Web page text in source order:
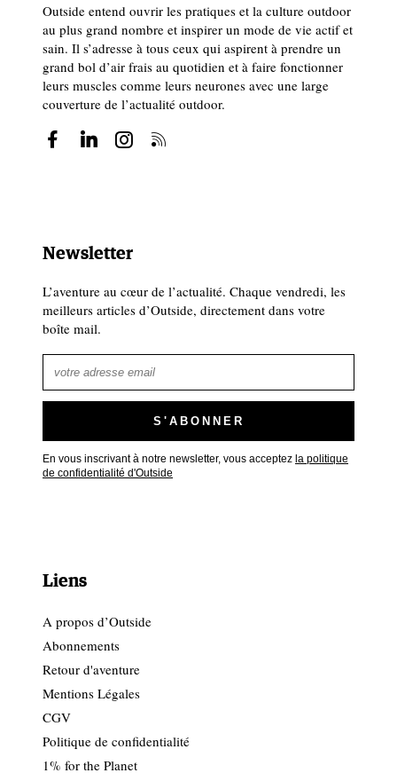
Outside entend ouvrir les pratiques et la culture outdoor
au plus grand nombre et inspirer un mode de vie actif et
sain. Il s’adresse à tous ceux qui aspirent à prendre un
grand bol d’air frais au quotidien et à faire fonctionner
leurs muscles comme leurs neurones avec une large
couverture de l’actualité outdoor.
Newsletter
L’aventure au cœur de l’actualité. Chaque vendredi, les
meilleurs articles d’Outside, directement dans votre
boîte mail.
En vous inscrivant à notre newsletter, vous acceptez la politique
de confidentialité d'Outside
Liens
A propos d’Outside
Abonnements
Retour d'aventure
Mentions Légales
CGV
Politique de confidentialité
1% for the Planet